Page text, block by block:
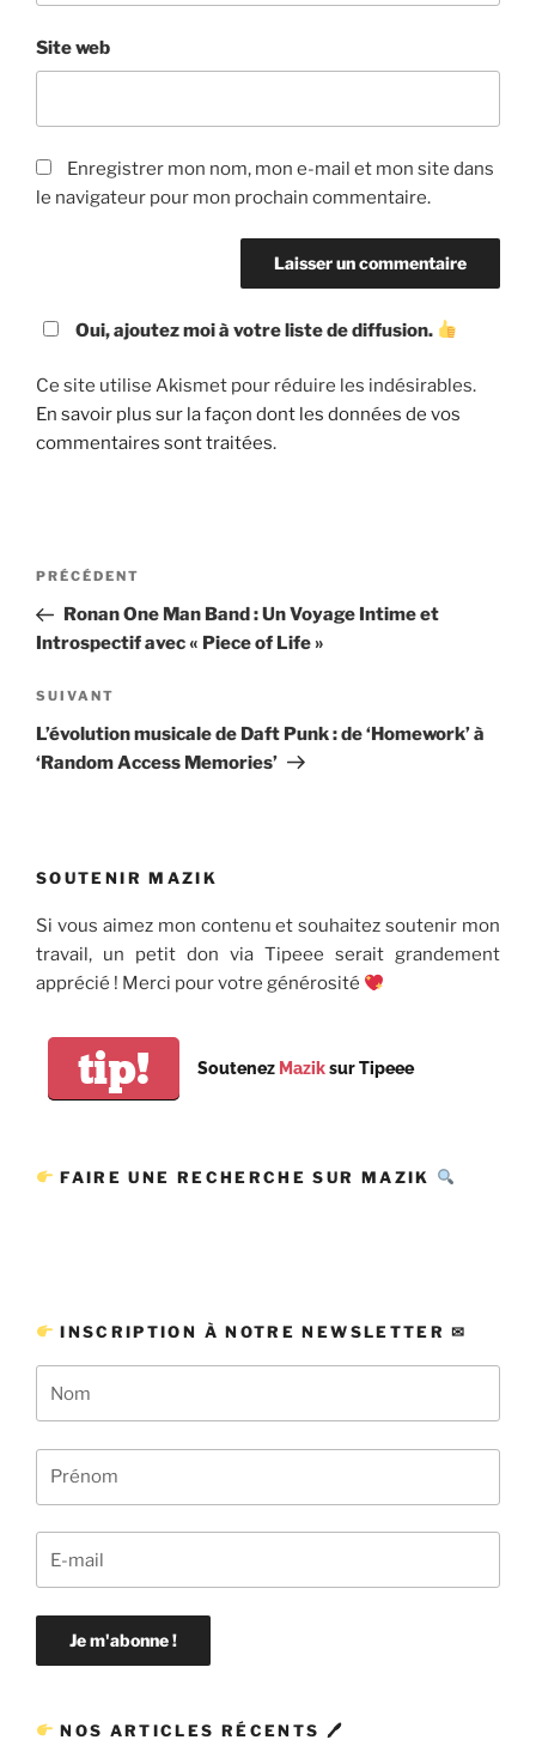
Site web
Enregistrer mon nom, mon e-mail et mon site dans
le navigateur pour mon prochain commentaire.
Oui, ajoutez moi à votre liste de diffusion.
Ce site utilise Akismet pour réduire les indésirables.
En savoir plus sur la façon dont les données de vos
commentaires sont traitées.
Navigation
l’article
Article
précédent
PRÉCÉDENT
Ronan One Man Band : Un Voyage Intime et
Introspectif avec « Piece of Life »
Article
suivant
SUIVANT
L’évolution musicale de Daft Punk : de ‘Homework’ à
‘Random Access Memories’
SOUTENIR MAZIK
Si vous aimez mon contenu et souhaitez soutenir mon
travail, un petit don via Tipeee serait grandement
apprécié ! Merci pour votre générosité
tip! Soutenez Maziksur Tipeee
FAIRE UNE RECHERCHE SUR MAZIK
INSCRIPTION À NOTRE NEWSLETTER ✉
NOS ARTICLES RÉCENTS 🖊